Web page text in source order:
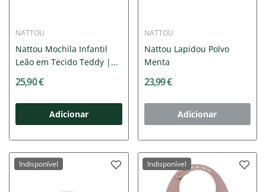
NATTOU
Nattou Mochila Infantil
Leão em Tecido Teddy |...
25,90 €
Adicionar
NATTOU
Nattou Lapidou Polvo
Menta
23,99 €
Adicionar
Indisponível Indisponível